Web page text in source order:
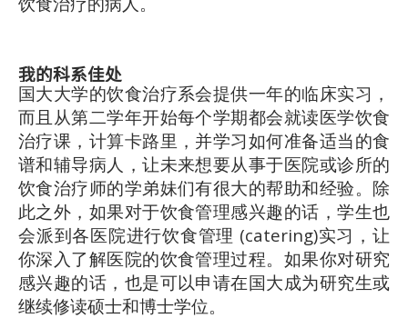
我的科系佳处
国大大学的饮食治疗系会提供一年的临床实习，
而且从第二学年开始每个学期都会就读医学饮食
治疗课，计算卡路里，并学习如何准备适当的食
谱和辅导病人，让未来想要从事于医院或诊所的
饮食治疗师的学弟妹们有很大的帮助和经验。除
此之外，如果对于饮食管理感兴趣的话，学生也
会派到各医院进行饮食管理 (catering)实习，让
你深入了解医院的饮食管理过程。如果你对研究
感兴趣的话，也是可以申请在国大成为研究生或
继续修读硕士和博士学位。